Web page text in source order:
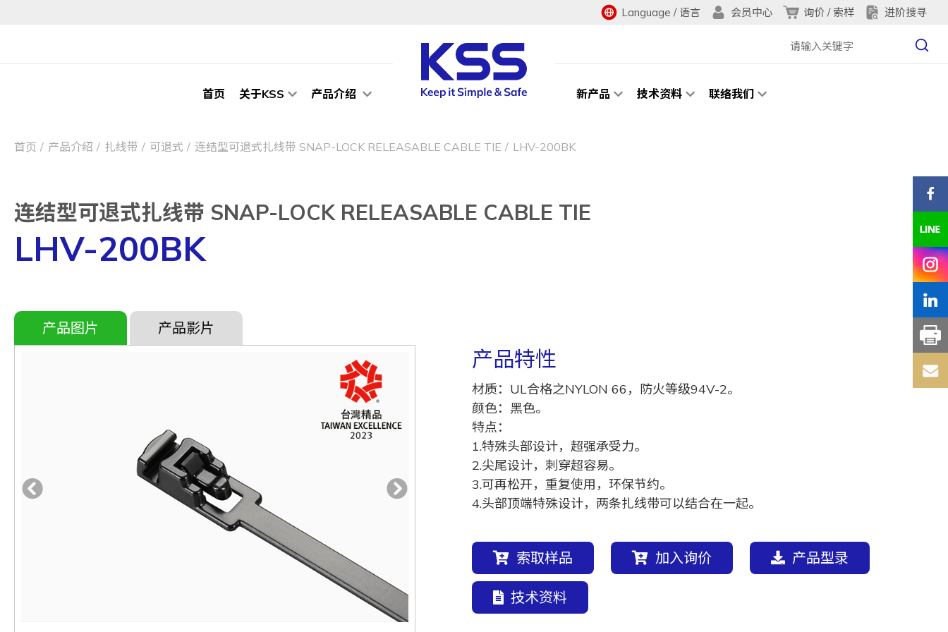
Language / 语言 会员中心 询价 / 索样 进阶搜寻
首页 关于KSS 产品介绍 新产品 技术资料 联络我们
首页 产品介绍 扎线带 可退式 连结型可退式扎线带 SNAP-LOCK RELEASABLE CABLE TIE LHV-200BK
连结型可退式扎线带 SNAP-LOCK RELEASABLE CABLE TIE
LHV-200BK
产品图片 产品影片
产品特性
材质：UL合格之NYLON 66，防火等级94V-2。
颜色：黑色。
特点：
1.特殊头部设计，超强承受力。
2.尖尾设计，刺穿超容易。
3.可再松开，重复使用，环保节约。
4.头部顶端特殊设计，两条扎线带可以结合在一起。
索取样品 加入询价 产品型录
技术资料